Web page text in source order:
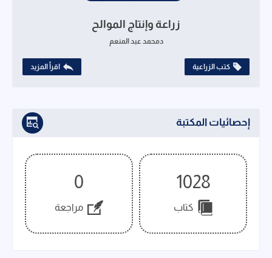
زراعة وإنتاج الموالح
دمحمد عبد المنعم
كتب الزراعية اقرأ المزيد
إحصائيات المكتبة
1028
كتاب
0
مراجعة